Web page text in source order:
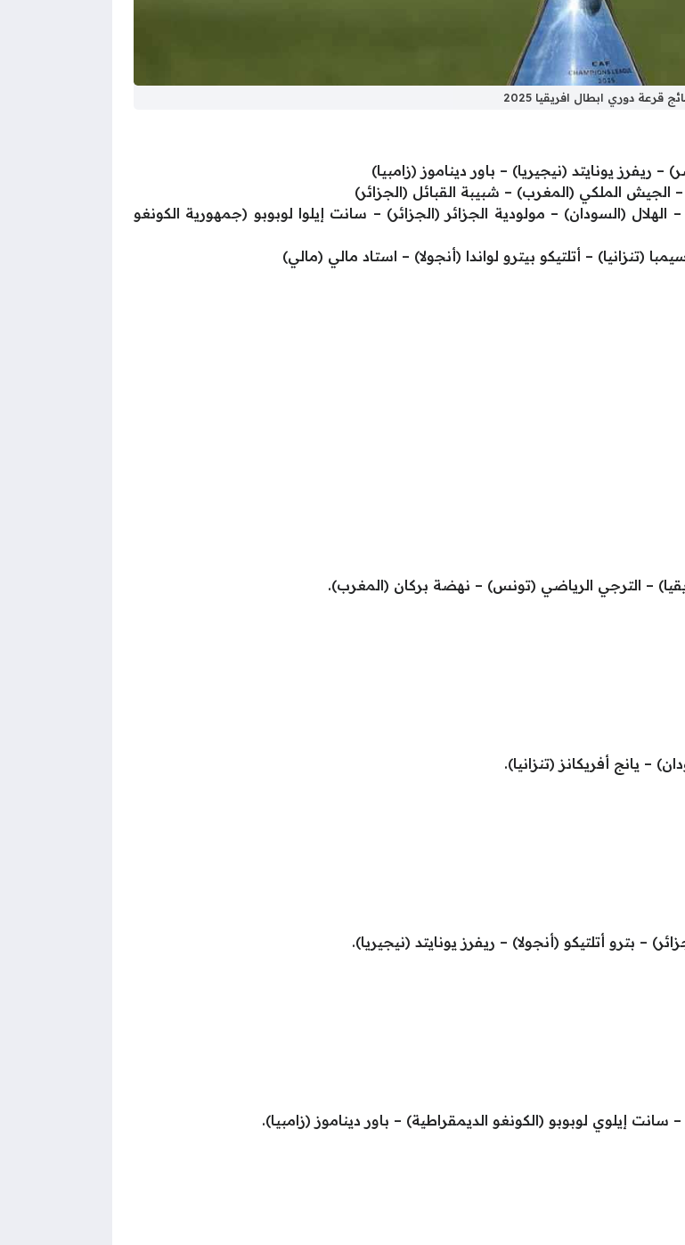
قرعة دوري ابطال افريقيا 2025
يونايتد (نيجيريا) – باور ديناموز (زامبيا)
– الجيش الملكي (المغرب) – شبيبة القبائل (الجزائر)
(السودان) – مولودية الجزائر (الجزائر) – سانت إيلوا لوبوبو (جمهورية الكونغو
(تنزانيا) – أتلتيكو بيترو لواندا (أنجولا) – استاد مالي (مالي)
– الترجي الرياضي (تونس) – نهضة بركان (المغرب).
– يانج أفريكانز (تنزانيا).
– بترو أتلتيكو (أنجولا) – ريفرز يونايتد (نيجيريا).
سانت إيلوي لوبوبو (الكونغو الديمقراطية) – باور ديناموز (زامبيا).